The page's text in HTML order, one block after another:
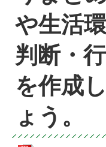
や生活
判断・
を作成
ょう。